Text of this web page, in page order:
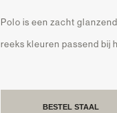
Polo is een zacht
reeks kleuren passend bij
BESTEL STAAL